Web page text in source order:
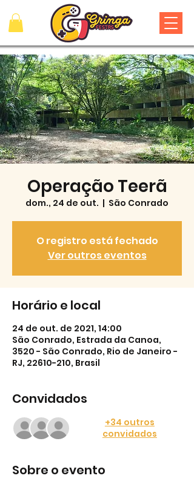
Operação Teerã
dom., 24 de out.
  |
São Conrado
O registro está fechado
Ver outros eventos
Horário e local
24 de out. de 2021, 14:00
São Conrado, Estrada da Canoa,
3520 - São Conrado, Rio de Janeiro -
RJ, 22610-210, Brasil
Convidados
+34 outros
convidados
Sobre o evento